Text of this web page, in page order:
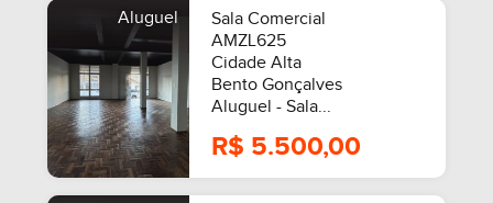
Aluguel
Sala Comercial
AMZL625
Cidade Alta
Bento Gonçalves
Aluguel - Sala...
R$ 5.500,00